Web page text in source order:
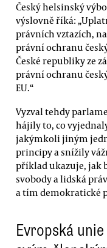
Český helsinský
výslovně říká:
právních vztazích,
právní ochranu
České republiky ze
právní ochranu
EU.“
Vyzval tehdy
hájily to, co
jakýmkoli jiným
principy a snížily
příklad ukazuje, jak
svobody a lidská
a tím demokratické
Evropská